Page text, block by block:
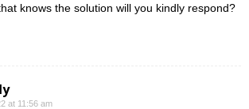
knows the solution will you kindly respond?
at 11:56 am